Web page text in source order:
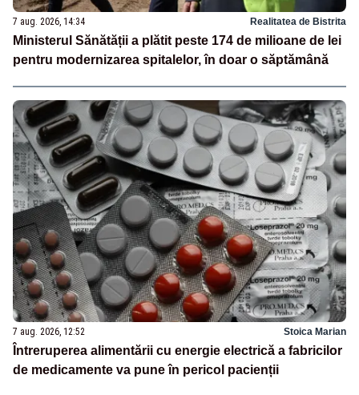
7 aug. 2026, 14:34 Realitatea de Bistrita
Ministerul Sănătății a plătit peste 174 de milioane de lei
pentru modernizarea spitalelor, în doar o săptămână
7 aug. 2026, 12:52 Stoica Marian
Întreruperea alimentării cu energie electrică a fabricilor
de medicamente va pune în pericol pacienții